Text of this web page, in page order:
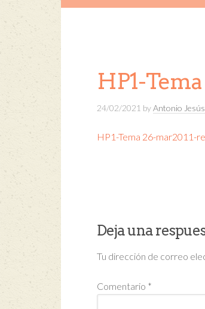
HP1-
24/02/2021 byAntonio
HP1-Tema 26-mar2011-
Deja una
Tu dirección de correo
Comentario *